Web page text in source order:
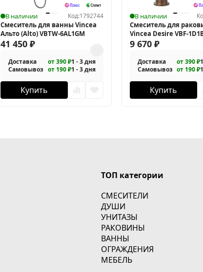
В наличии Код:1792744
Смеситель для ванны Vincea
Альто (Alto) VBTW-6AL1GM
41 450 ₽
Доставка от 390 ₽1 - 3 дня
Самовывоз от 190 ₽1 - 3 дня
Купить
В наличии
Смеситель для
Vincea Desire VBF-
9 670 ₽
Доставка от 390 ₽
Самовывоз от 190 ₽
Купить
ТОП категории
СМЕСИТЕЛИ
ДУШИ
УНИТАЗЫ
РАКОВИНЫ
ВАННЫ
ОГРАЖДЕНИЯ
МЕБЕЛЬ